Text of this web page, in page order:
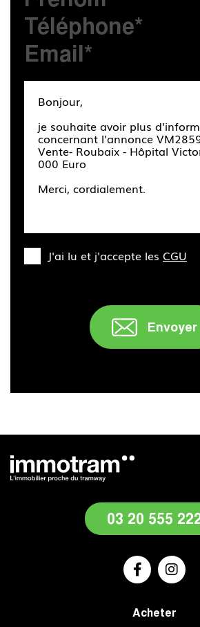
J'ai lu et j'accepte les CGU
Envoyer
03 20 555
Acheter